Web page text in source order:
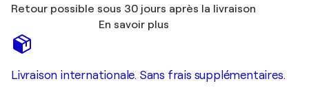
Retour possible sous 30 jours après la livraison
En savoir plus
Livraison internationale. Sans frais supplémentaires.